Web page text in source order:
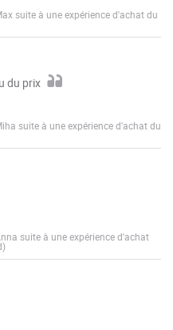
suite à une expérience d'achat du
du prix
suite à une expérience d'achat du
suite à une expérience d'achat